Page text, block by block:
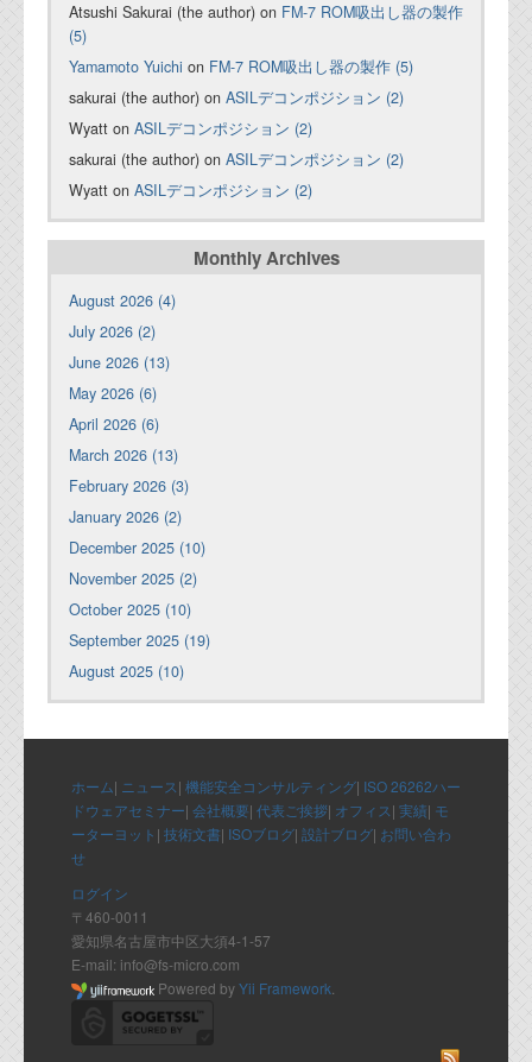
Atsushi Sakurai (the author) on FM-7 ROM吸出し器の製作
(5)
Yamamoto Yuichi on FM-7 ROM吸出し器の製作 (5)
sakurai (the author) on ASILデコンポジション (2)
Wyatt on ASILデコンポジション (2)
sakurai (the author) on ASILデコンポジション (2)
Wyatt on ASILデコンポジション (2)
Monthly Archives
August 2026 (4)
July 2026 (2)
June 2026 (13)
May 2026 (6)
April 2026 (6)
March 2026 (13)
February 2026 (3)
January 2026 (2)
December 2025 (10)
November 2025 (2)
October 2025 (10)
September 2025 (19)
August 2025 (10)
ホーム| ニュース| 機能安全コンサルティング| ISO 26262ハー
ドウェアセミナー| 会社概要| 代表ご挨拶| オフィス| 実績| モ
ーターヨット | 技術文書| ISOブログ| 設計ブログ| お問い合わ
せ
ログイン
〒460-0011
愛知県名古屋市中区大須4-1-57
E-mail: info@fs-micro.com
Powered byYii Framework.